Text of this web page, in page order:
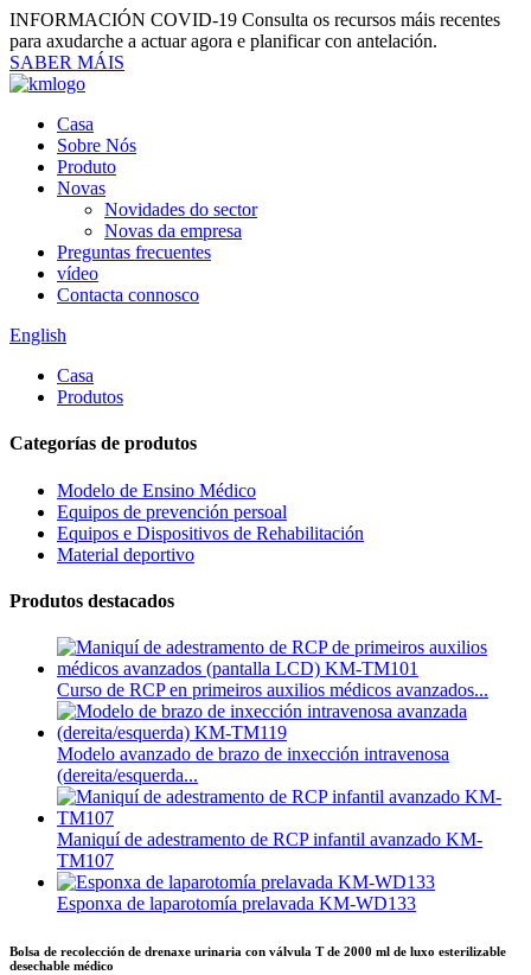
INFORMACIÓN COVID-19 Consulta os recursos máis recentes
para axudarche a actuar agora e planificar con antelación.
SABER MÁIS
Casa
Sobre Nós
Produto
Novas
Novidades do sector
Novas da empresa
Preguntas frecuentes
vídeo
Contacta connosco
English
Casa
Produtos
Categorías de produtos
Modelo de Ensino Médico
Equipos de prevención persoal
Equipos e Dispositivos de Rehabilitación
Material deportivo
Produtos destacados
Curso de RCP en primeiros auxilios médicos avanzados...
Modelo avanzado de brazo de inxección intravenosa
(dereita/esquerda...
Maniquí de adestramento de RCP infantil avanzado KM-
TM107
Esponxa de laparotomía prelavada KM-WD133
Bolsa de recolección de drenaxe urinaria con válvula T de 2000 ml de luxo esterilizable
desechable médico